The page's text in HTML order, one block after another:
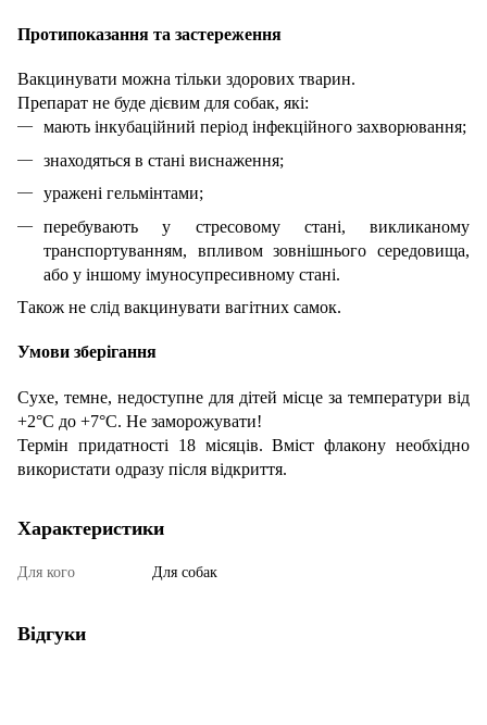
Протипоказання та застереження
Вакцинувати можна тільки здорових тварин.
Препарат не буде дієвим для собак, які:
мають інкубаційний період інфекційного захворювання;
знаходяться в стані виснаження;
уражені гельмінтами;
перебувають у стресовому стані, викликаному
транспортуванням, впливом зовнішнього середовища,
або у іншому імуносупресивному стані.
Також не слід вакцинувати вагітних самок.
Умови зберігання
Сухе, темне, недоступне для дітей місце за температури від
+2°C до +7°C. Не заморожувати!
Термін придатності 18 місяців. Вміст флакону необхідно
використати одразу після відкриття.
Характеристики
Для кого Для собак
Відгуки